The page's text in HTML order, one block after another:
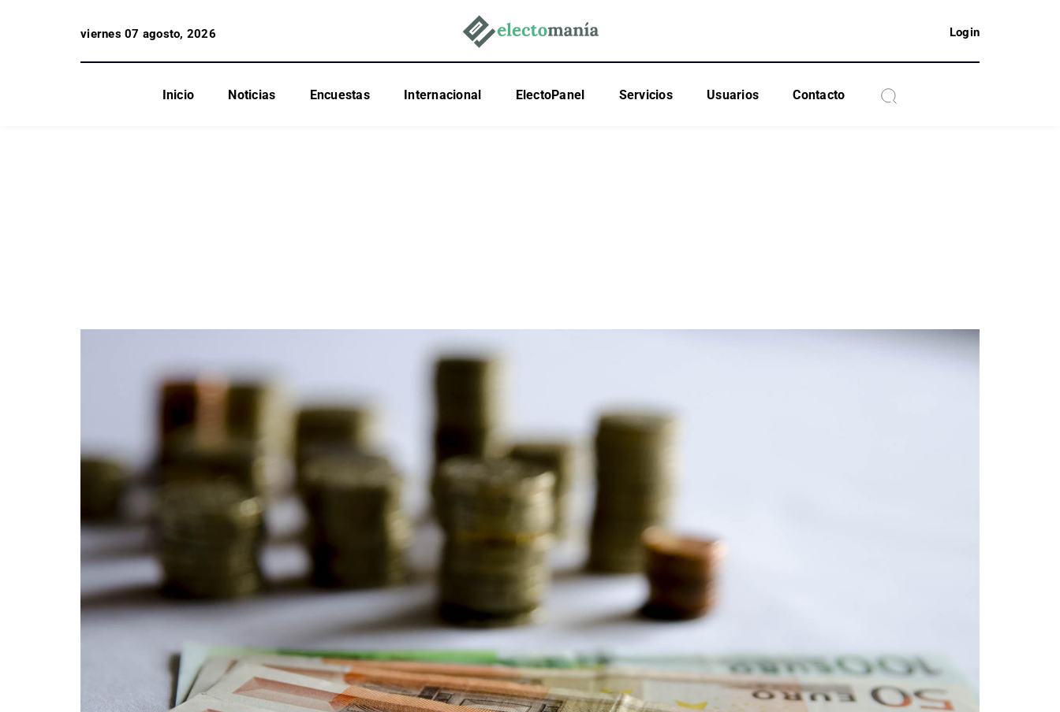
viernes 07 agosto, 2026 Login
Inicio Noticias Encuestas Internacional ElectoPanel Servicios Usuarios Contacto